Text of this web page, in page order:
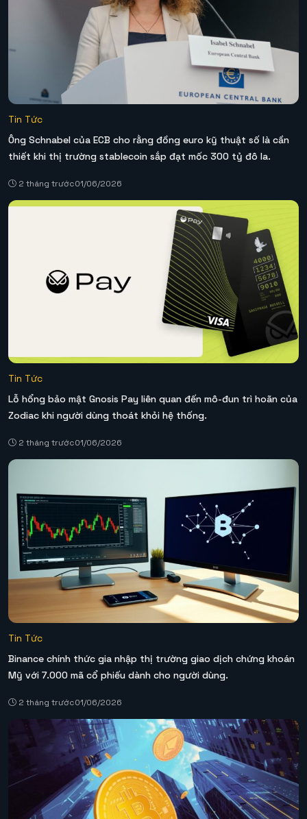
Tin Tức
Ông Schnabel của ECB cho rằng đồng euro kỹ thuật số là cần
thiết khi thị trường stablecoin sắp đạt mốc 300 tỷ đô la.
2 tháng trước01/06/2026
Tin Tức
Lỗ hổng bảo mật Gnosis Pay liên quan đến mô-đun trì hoãn của
Zodiac khi người dùng thoát khỏi hệ thống.
2 tháng trước01/06/2026
Tin Tức
Binance chính thức gia nhập thị trường giao dịch chứng khoán
Mỹ với 7.000 mã cổ phiếu dành cho người dùng.
2 tháng trước01/06/2026